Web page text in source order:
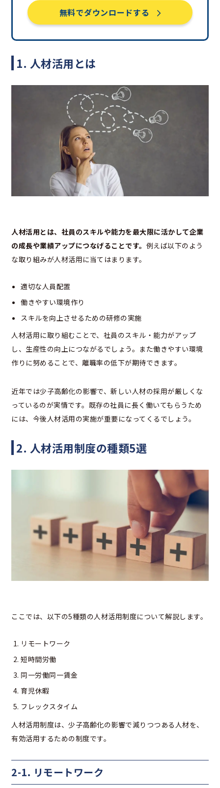
無料でダウンロードする
1. 人材活用とは
人材活用とは、社員のスキルや能力を最大限に活かして企業
の成長や業績アップにつなげることです。 例えば以下のよう
な取り組みが人材活用に当てはまります。
適切な人員配置
働きやすい環境作り
スキルを向上させるための研修の実施
人材活用に取り組むことで、社員のスキル・能力がアップ
し、生産性の向上につながるでしょう。また働きやすい環境
作りに努めることで、離職率の低下が期待できます。
近年では少子高齢化の影響で、新しい人材の採用が厳しくな
っているのが実情です。既存の社員に長く働いてもらうため
には、今後人材活用の実施が重要になってくるでしょう。
2. 人材活用制度の種類5選
ここでは、以下の5種類の人材活用制度について解説します。
リモートワーク
短時間労働
同一労働同一賃金
育児休暇
フレックスタイム
人材活用制度は、少子高齢化の影響で減りつつある人材を、
有効活用するための制度です。
2-1. リモートワーク